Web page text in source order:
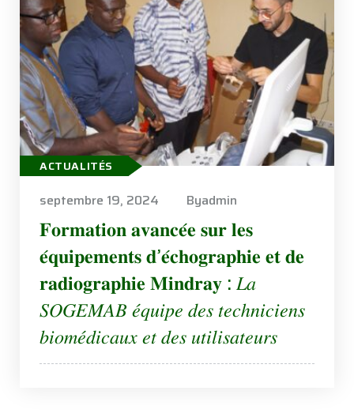
ACTUALITÉS
septembre 19, 2024 Byadmin
𝐅𝐨𝐫𝐦𝐚𝐭𝐢𝐨𝐧 𝐚𝐯𝐚𝐧𝐜𝐞́𝐞 𝐬𝐮𝐫 𝐥𝐞𝐬
𝐞́𝐪𝐮𝐢𝐩𝐞𝐦𝐞𝐧𝐭𝐬 𝐝’𝐞́𝐜𝐡𝐨𝐠𝐫𝐚𝐩𝐡𝐢𝐞 𝐞𝐭 𝐝𝐞
𝐫𝐚𝐝𝐢𝐨𝐠𝐫𝐚𝐩𝐡𝐢𝐞 𝐌𝐢𝐧𝐝𝐫𝐚𝐲 : 𝐿𝑎
𝑆𝑂𝐺𝐸𝑀𝐴𝐵 𝑒́𝑞𝑢𝑖𝑝𝑒 𝑑𝑒𝑠 𝑡𝑒𝑐ℎ𝑛𝑖𝑐𝑖𝑒𝑛𝑠
𝑏𝑖𝑜𝑚𝑒́𝑑𝑖𝑐𝑎𝑢𝑥 𝑒𝑡 𝑑𝑒𝑠 𝑢𝑡𝑖𝑙𝑖𝑠𝑎𝑡𝑒𝑢𝑟𝑠